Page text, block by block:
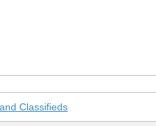
Classifieds